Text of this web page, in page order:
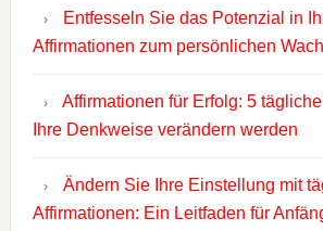
Entfesseln Sie das Potenzial in
Affirmationen zum persönlichen
Affirmationen für Erfolg: 5
Ihre Denkweise verändern werden
Ändern Sie Ihre Einstellung mit
Affirmationen: Ein Leitfaden für